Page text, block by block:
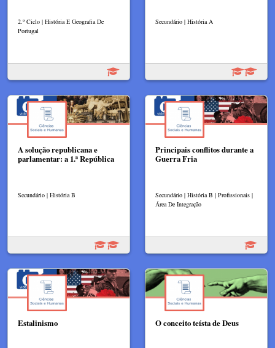
2.º Ciclo | História E Geografia De
Portugal
Secundário | História A
A solução republicana e
parlamentar: a 1.ª República
Secundário | História B
Principais conflitos durante a
Guerra Fria
Secundário | História B | Profissionais |
Área De Integração
Estalinismo O conceito teísta de Deus